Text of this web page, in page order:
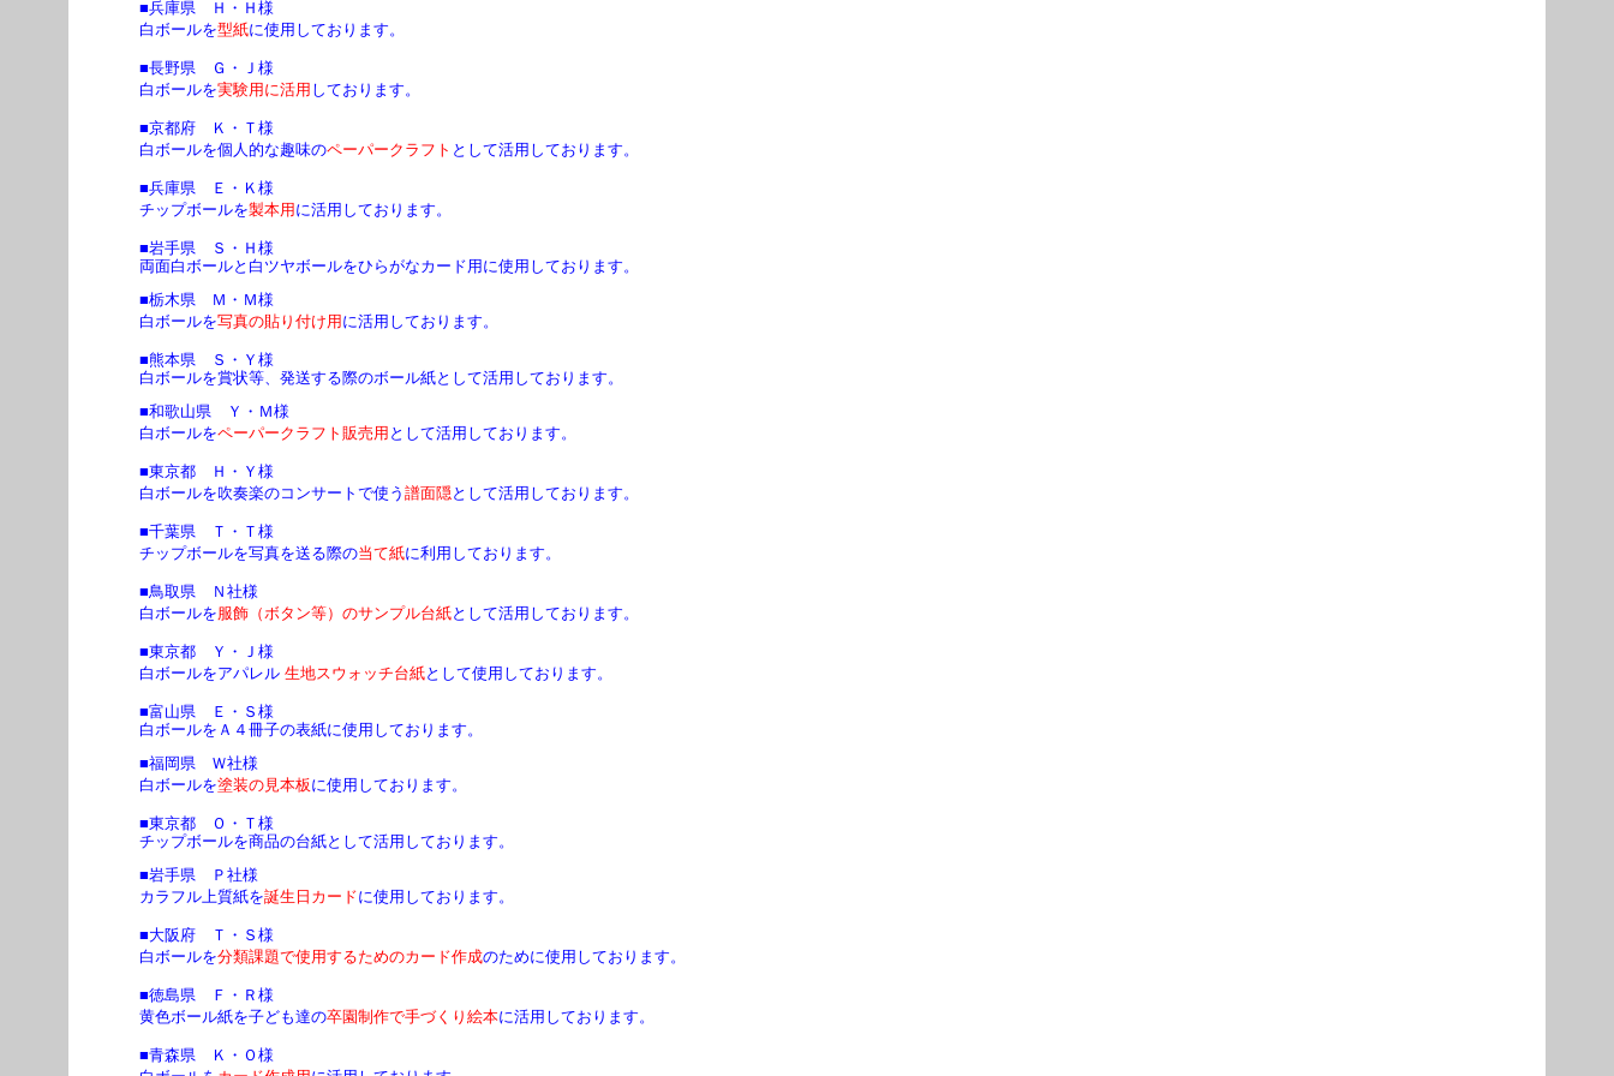
■兵庫県 Ｈ・Ｈ様
白ボールを型紙に使用しております。
■長野県 Ｇ・Ｊ様
白ボールを実験用に活用 しております。
■京都府 Ｋ・Ｔ様
白ボールを個人的な趣味のペーパークラフト として活用しております。
■兵庫県 Ｅ・Ｋ様
チップボールを製本用 に活用しております。
■岩手県 Ｓ・Ｈ様
両面白ボールと白ツヤボールをひらがなカード用に使用しております。
■栃木県 Ｍ・Ｍ様
白ボールを写真の貼り付け用 に活用しております。
■熊本県 Ｓ・Ｙ様
白ボールを賞状等、発送する際のボール紙として活用しております。
■和歌山県 Ｙ・Ｍ様
白ボールをペーパークラフト販売用 として活用しております。
■東京都 Ｈ・Ｙ様
白ボールを吹奏楽のコンサートで使う 譜面隠 として活用しております。
■千葉県 Ｔ・Ｔ様
チップボールを写真を送る際の当て紙に利用しております。
■鳥取県 Ｎ社様
白ボールを服飾（ボタン等）のサンプル台紙として活用しております。
■東京都 Ｙ・Ｊ様
白ボールをアパレル 生地スウォッチ台紙として使用しております。
■富山県 Ｅ・Ｓ様
白ボールをＡ４冊子の表紙に使用しております。
■福岡県 Ｗ社様
白ボールを塗装の見本板に使用しております。
■東京都 Ｏ・Ｔ様
チップボールを商品の台紙として活用しております。
■岩手県 Ｐ社様
カラフル上質紙を誕生日カードに使用しております。
■大阪府 Ｔ・Ｓ様
白ボールを分類課題で使用するためのカード作成のために使用しております。
■徳島県 Ｆ・Ｒ様
黄色ボール紙を子ども達の卒園制作で手づくり絵本に活用しております。
■青森県 Ｋ・Ｏ様